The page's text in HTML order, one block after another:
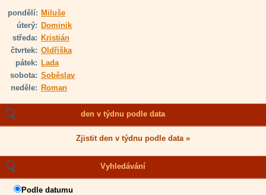
pondělí: Miluše
úterý: Dominik
středa: Kristián
čtvrtek: Oldřiška
pátek: Lada
sobota: Soběslav
neděle: Roman
den v týdnu podle data
Zjistit den v týdnu podle data »
Vyhledávání
Podle datumu